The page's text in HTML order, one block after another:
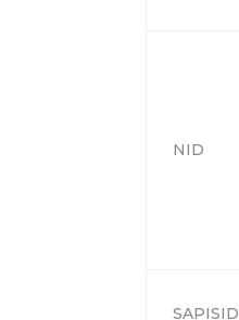
NID
SAPISID